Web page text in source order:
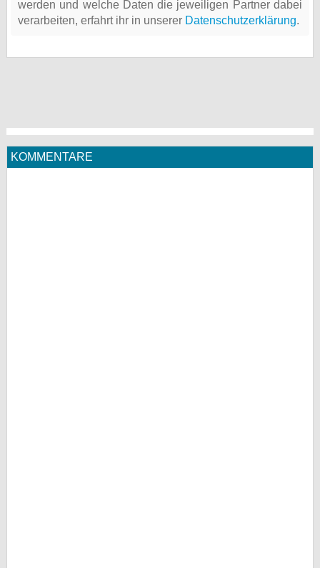
werden und welche Daten die jeweiligen Partner dabei
verarbeiten, erfahrt ihr in unserer Datenschutzerklärung.
KOMMENTARE